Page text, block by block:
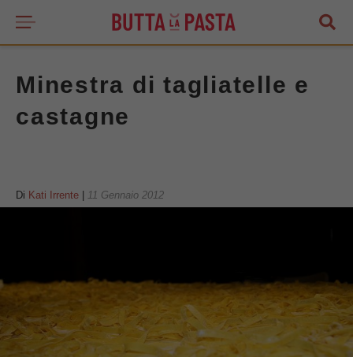
Minestra di tagliatelle e
castagne
Di Kati Irrente 11 Gennaio 2012